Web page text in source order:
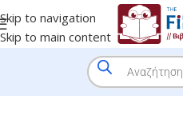
Skip to navigation
Skip to main content
BRANDS